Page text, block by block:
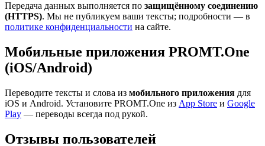
Передача данных выполняется по защищённому соединению
(HTTPS). Мы не публикуем ваши тексты; подробности — в
политике конфиденциальности на сайте.
Мобильные приложения PROMT.One
(iOS/Android)
Переводите тексты и слова из мобильного приложения для
iOS и Android. Установите PROMT.One из App Store и Google
Play — переводы всегда под рукой.
Отзывы пользователей